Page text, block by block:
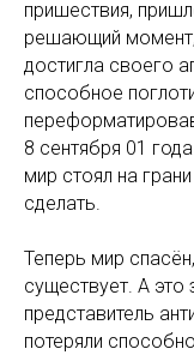
пришествия,
решающий момент,
достигла своего
способное
8 сентября 01
мир стоял на
сделать.
Теперь мир
существует. А это
представитель
потеряли